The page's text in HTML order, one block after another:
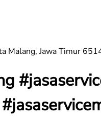
Malang, Jawa Timur